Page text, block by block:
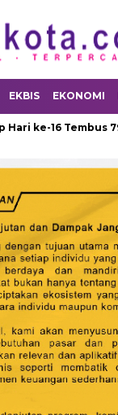
EKBIS EKONOMI
79,4 Persen